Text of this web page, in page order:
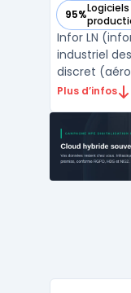
95%
— voir Infor
Infor LN
industriel
discret
automobile,
sites et
des
Plus d’infos